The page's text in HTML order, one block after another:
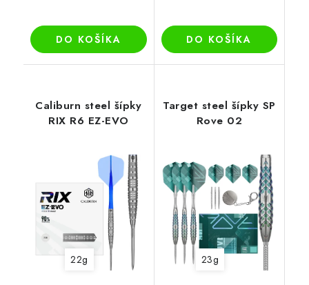
DO KOŠÍKA DO KOŠÍKA
Caliburn steel šípky
RIX R6 EZ-EVO
22g
Target steel šípky SP
Rove 02
23g